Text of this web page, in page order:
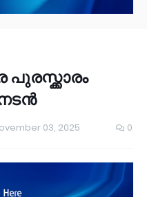
നടൻ
03, 2025 0